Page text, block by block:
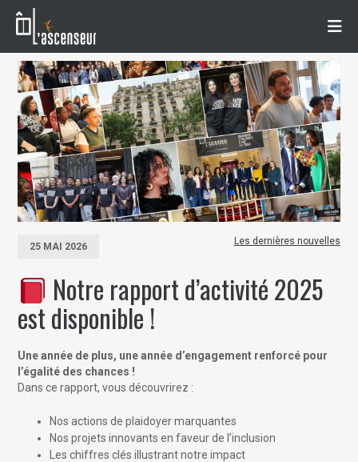
25 MAI 2026 Les dernières nouvelles
Notre rapport d’activité 2025
est disponible !
Une année de plus, une année d’engagement renforcé pour
l’égalité des chances !
Dans ce rapport, vous découvrirez :
Nos actions de plaidoyer marquantes
Nos projets innovants en faveur de l’inclusion
Les chiffres clés illustrant notre impact